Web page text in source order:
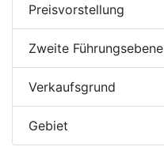
Preisvorstellung
Zweite Führungsebene
Verkaufsgrund
Gebiet